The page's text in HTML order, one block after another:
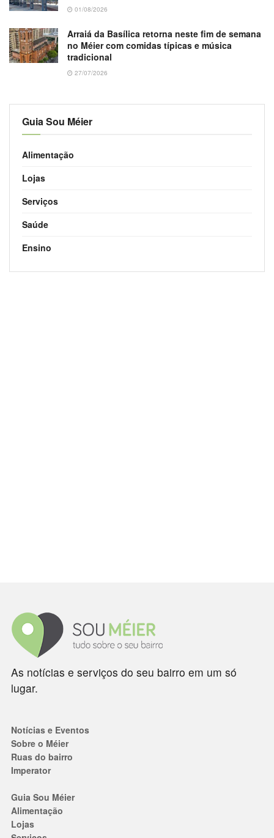
01/08/2026
Arraiá da Basílica retorna neste fim de semana
no Méier com comidas típicas e música
tradicional
27/07/2026
Guia Sou Méier
Alimentação
Lojas
Serviços
Saúde
Ensino
As notícias e serviços do seu bairro em um só
lugar.
Notícias e Eventos
Sobre o Méier
Ruas do bairro
Imperator
Guia Sou Méier
Alimentação
Lojas